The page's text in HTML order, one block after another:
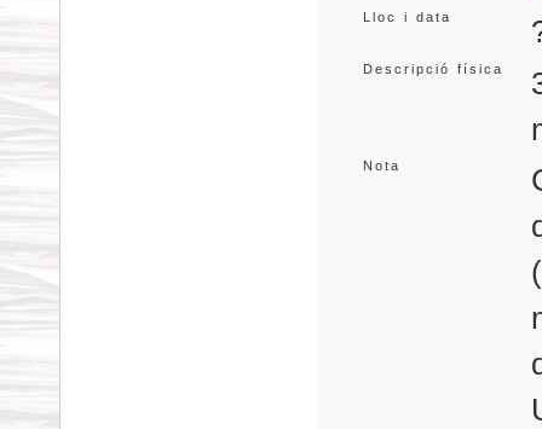
Lloc i data
Descripció física
Nota